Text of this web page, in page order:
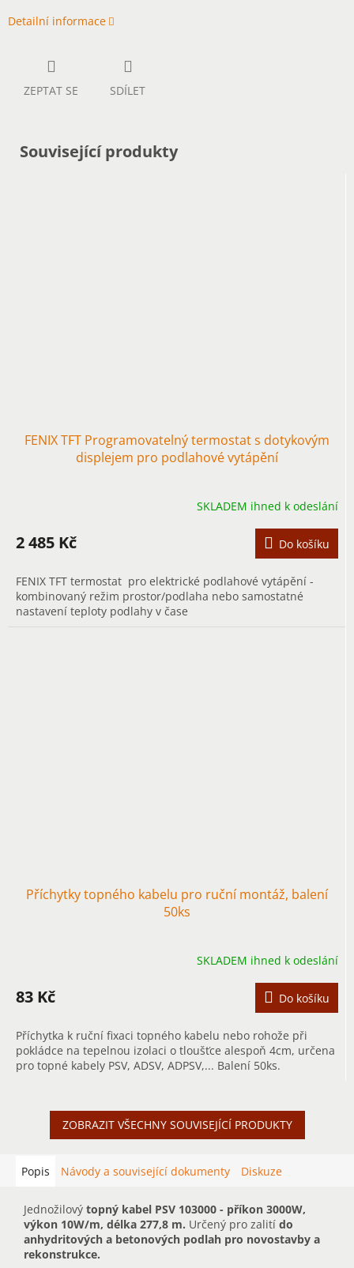
Detailní informace
ZEPTAT SE SDÍLET
Související produkty
FENIX TFT Programovatelný termostat s dotykovým
displejem pro podlahové vytápění
SKLADEM ihned k odeslání
2 485 Kč Do košíku
FENIX TFT termostat pro elektrické podlahové vytápění -
kombinovaný režim prostor/podlaha nebo samostatné
nastavení teploty podlahy v čase
Příchytky topného kabelu pro ruční montáž, balení
50ks
SKLADEM ihned k odeslání
83 Kč Do košíku
Příchytka k ruční fixaci topného kabelu nebo rohože při
pokládce na tepelnou izolaci o tloušťce alespoň 4cm, určena
pro topné kabely PSV, ADSV, ADPSV,... Balení 50ks.
ZOBRAZIT VŠECHNY SOUVISEJÍCÍ PRODUKTY
Popis Návody a související dokumenty Diskuze
Jednožilový topný kabel PSV 103000 - příkon 3000W,
výkon 10W/m, délka 277,8 m. Určený pro zalití do
anhydritových a betonových podlah pro novostavby a
rekonstrukce.